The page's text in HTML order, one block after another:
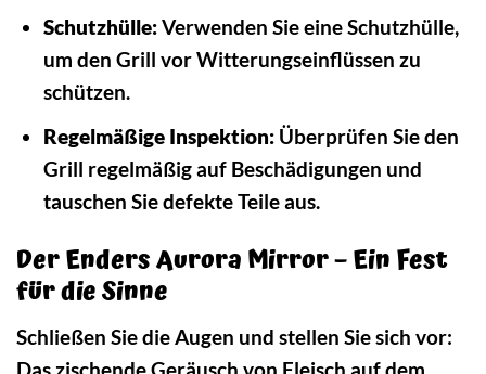
Schutzhülle:Verwenden Sie eine Schutzhülle,
um den Grill vor Witterungseinflüssen zu
schützen.
Regelmäßige Inspektion:Überprüfen Sie den
Grill regelmäßig auf Beschädigungen und
tauschen Sie defekte Teile aus.
Der Enders Aurora Mirror – Ein Fest
für die Sinne
Schließen Sie die Augen und stellen Sie sich vor:
Das zischende Geräusch von Fleisch auf dem